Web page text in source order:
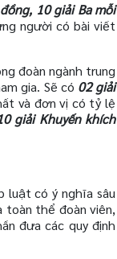
10 giải Ba mỗi
người có bài viết
đoàn ngành trung
gia. Sẽ có 02 giải
và đơn vị có tỷ lệ
giải Khuyến khích
luật có ý nghĩa sâu
toàn thể đoàn viên,
đưa các quy định